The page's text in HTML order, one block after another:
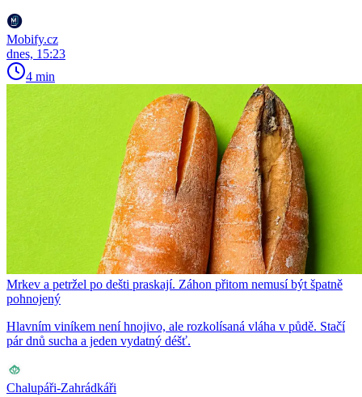
Mobify.cz
dnes, 15:23
4 min
Mrkev a petržel po dešti praskají. Záhon přitom nemusí být špatně
pohnojený
Hlavním viníkem není hnojivo, ale rozkolísaná vláha v půdě. Stačí
pár dnů sucha a jeden vydatný déšť.
Chalupáři-Zahrádkáři